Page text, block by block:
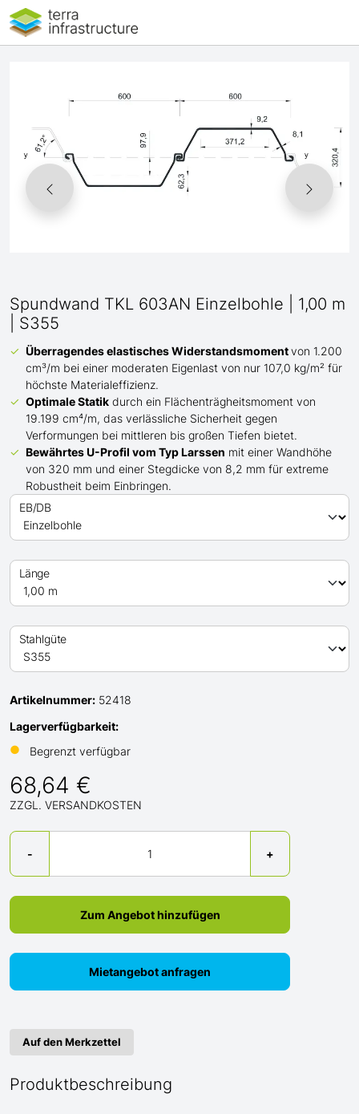
Spundwand TKL 603AN Einzelbohle | 1,00 m
| S355
Überragendes elastisches Widerstandsmomentvon 1.200
cm³/m bei einer moderaten Eigenlast von nur 107,0 kg/m² für
höchste Materialeffizienz.
Optimale Statik durch ein Flächenträgheitsmoment von
19.199 cm⁴/m, das verlässliche Sicherheit gegen
Verformungen bei mittleren bis großen Tiefen bietet.
BewährtesU-Profil vom Typ Larssen mit einer Wandhöhe
von 320 mm und einer Stegdicke von 8,2 mm für extreme
Robustheit beim Einbringen.
EB/DB
Länge
Stahlgüte
Artikelnummer: 52418
Lagerverfügbarkeit:
●
Begrenzt verfügbar
68,64 €
ZZGL. VERSANDKOSTEN
-
Menge
+
Zum Angebot hinzufügen
Mietangebot anfragen
Auf den Merkzettel
Produktbeschreibung